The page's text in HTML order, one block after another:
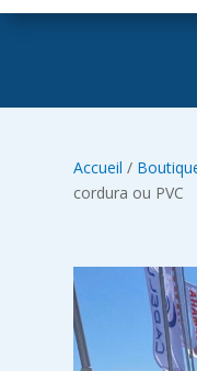
Accueil /
cordura ou PVC